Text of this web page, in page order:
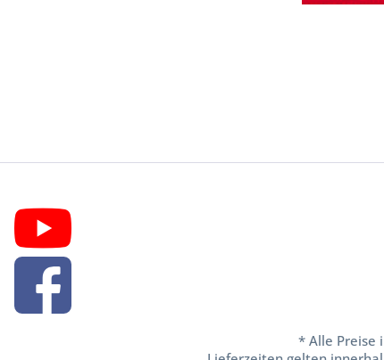
* Alle Preise